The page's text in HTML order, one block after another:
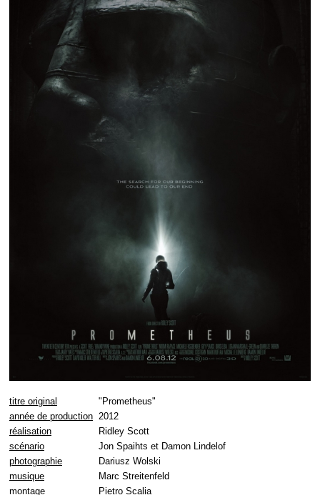
titre original
"Prometheus"
année de production 2012
réalisation
Ridley Scott
scénario
Jon Spaihts et Damon Lindelof
photographie
Dariusz Wolski
musique
Marc Streitenfeld
montage
Pietro Scalia